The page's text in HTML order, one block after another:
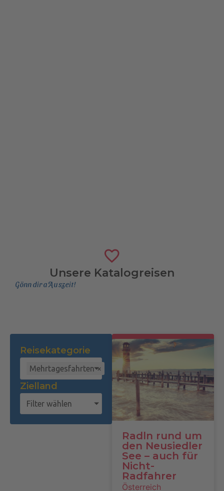
Unsere Katalogreisen
Gönn dir a Auszeit!
Reisekategorie
Mehrtagesfahrten ×
Zielland
Filter wählen
Radln rund um
den Neusiedler
See – auch für
Nicht-
Radfahrer
Österreich